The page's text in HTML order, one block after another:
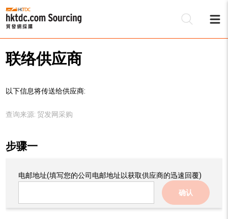
联络供应商
以下信息将传送给供应商:
查询来源: 贸发网采购
步骤一
电邮地址(填写您的公司电邮地址以获取供应商的迅速回覆)
确认